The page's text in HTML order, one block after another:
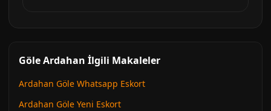
Göle Ardahan İlgili Makaleler
Ardahan Göle Whatsapp Eskort
Ardahan Göle Yeni Eskort